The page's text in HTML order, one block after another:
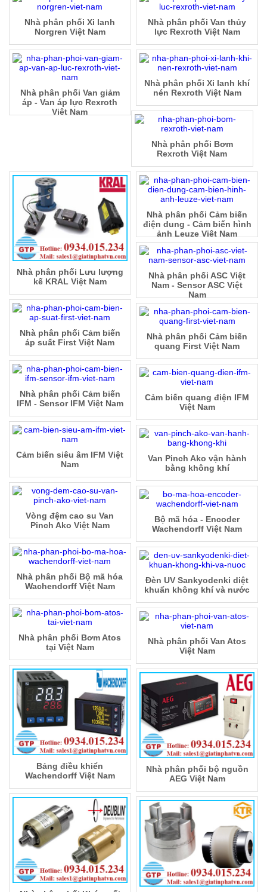
Nhà phân phối Xi lanh
Norgren Việt Nam
Nhà phân phối Van thủy
lực Rexroth Việt Nam
Nhà phân phối Van giảm
áp - Van áp lực Rexroth
Việt Nam
Nhà phân phối Xi lanh khí
nén Rexroth Việt Nam
Nhà phân phối Bơm
Rexroth Việt Nam
Nhà phân phối Cảm biến
điện dung - Cảm biến hình
ảnh Leuze Việt Nam
Nhà phân phối Lưu lượng
kế KRAL Việt Nam
Nhà phân phối ASC Việt
Nam - Sensor ASC Việt
Nam
Nhà phân phối Cảm biến
áp suất First Việt Nam
Nhà phân phối Cảm biến
quang First Việt Nam
Nhà phân phối Cảm biến
IFM - Sensor IFM Việt Nam
Cảm biến quang điện IFM
Việt Nam
Cảm biến siêu âm IFM Việt
Nam
Van Pinch Ako vận hành
bằng không khí
Vòng đệm cao su Van
Pinch Ako Việt Nam
Bộ mã hóa - Encoder
Wachendorff Việt Nam
Nhà phân phối Bộ mã hóa
Wachendorff Việt Nam
Đèn UV Sankyodenki diệt
khuẩn không khí và nước
Nhà phân phối Bơm Atos
tại Việt Nam
Nhà phân phối Van Atos
Việt Nam
Bảng điều khiển
Wachendorff Việt Nam
Nhà phân phối bộ nguồn
AEG Việt Nam